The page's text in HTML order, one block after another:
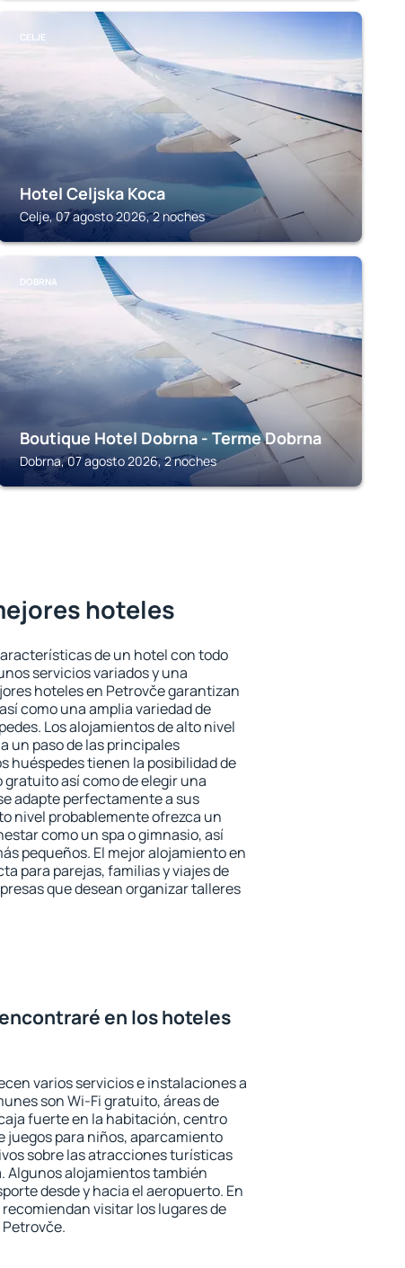
CELJE
Hotel Celjska Koca
Celje, 07 agosto 2026, 2 noches
DOBRNA
Boutique Hotel Dobrna - Terme Dobrna
Dobrna, 07 agosto 2026, 2 noches
hoteles
de un hotel con todo
servicios variados y una
hoteles en Petrovče garantizan
como una amplia variedad de
Los alojamientos de alto nivel
un paso de las principales
huéspedes tienen la posibilidad de
así como de elegir una
adapte perfectamente a sus
nivel probablemente ofrezca un
como un spa o gimnasio, así
pequeños. El mejor alojamiento en
para parejas, familias y viajes de
que desean organizar talleres
en los hoteles
varios servicios e instalaciones a
son Wi-Fi gratuito, áreas de
fuerte en la habitación, centro
juegos para niños, aparcamiento
sobre las atracciones turísticas
Algunos alojamientos también
desde y hacia el aeropuerto. En
visitar los lugares de